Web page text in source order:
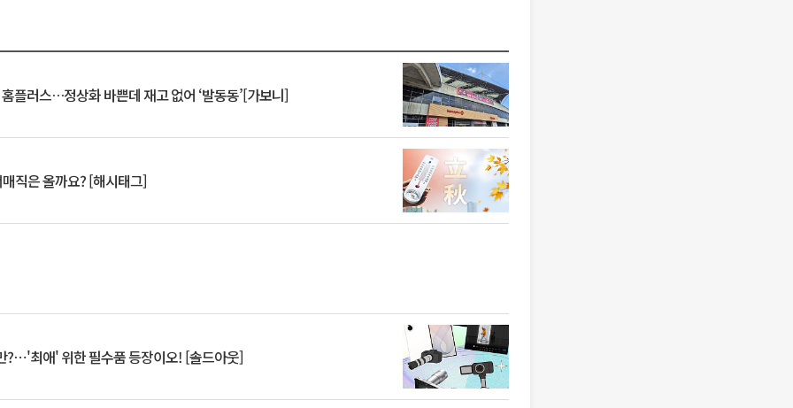
플러스…정상화 바쁜데 재고 없어 ‘발동동’[가보니]
직은 올까요? [해시태그]
?⋯'최애' 위한 필수품 등장이오! [솔드아웃]